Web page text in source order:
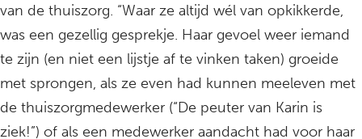
van de thuiszorg. “Waar ze altijd wél van opkikkerde,
was een gezellig gesprekje. Haar gevoel weer iemand
te zijn (en niet een lijstje af te vinken taken) groeide
met sprongen, als ze even had kunnen meeleven met
de thuiszorgmedewerker (“De peuter van Karin is
ziek!”) of als een medewerker aandacht had voor haar